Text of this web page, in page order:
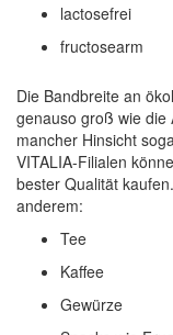
lactosefrei
fructosearm
Die Bandbreite an
genauso groß wie die
mancher Hinsicht
VITALIA-Filialen
bester Qualität
anderem:
Tee
Kaffee
Gewürze